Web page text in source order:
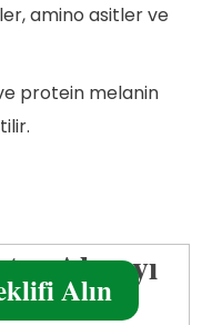
amino asitler ve
protein melanin
Almayı
Alın